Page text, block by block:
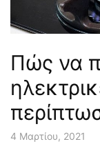
Πώς να
4 Μαρτίου, 2021